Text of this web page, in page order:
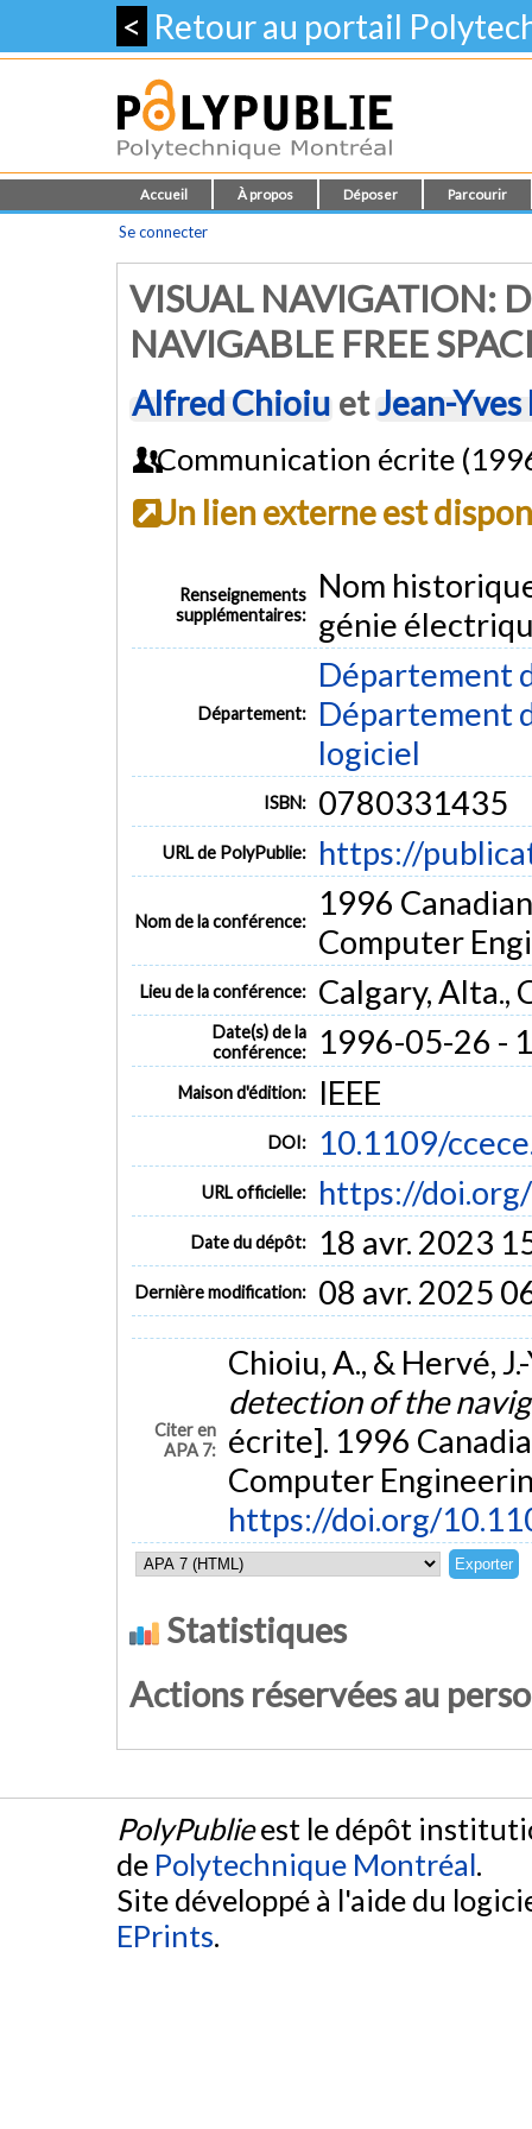
< Retour au portail
Accueil À propos Déposer Parcourir
Se connecter
VISUAL NAVIGATION:
NAVIGABLE FREE
Alfred Chioiu etJean-
Communication écrite
Un lien externe est
Renseignements
supplémentaires:
Nom
génie
Département:
Département
Département
logiciel
ISBN: 0780331435
URL de PolyPublie: https://
Nom de la conférence:
1996
Computer
Lieu de la conférence: Calgary, Alta.,
Date(s) de la
conférence:
1996-05-26 -
Maison d'édition: IEEE
DOI: 10.1109/
URL officielle: https://
Date du dépôt: 18 avr. 2023
Dernière modification: 08 avr. 2025
Citer en
APA 7:
Chioiu, A., & Hervé,
detection of the
écrite]. 1996
Computer
https://doi.org/
Statistiques
Actions réservées au
PolyPublieest le dépôt
de Polytechnique Montréal.
Site développé à l'aide du
EPrints.